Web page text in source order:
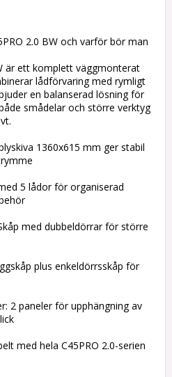
2.0 BW och varför bör man
är ett komplett väggmonterat
lådförvaring med rymligt
en balanserad lösning för
smådelar och större verktyg
1360x615 mm ger stabil
5 lådor för organiserad
med dubbeldörrar för större
plus enkeldörrsskåp för
2 paneler för upphängning av
med hela C45PRO 2.0-serien